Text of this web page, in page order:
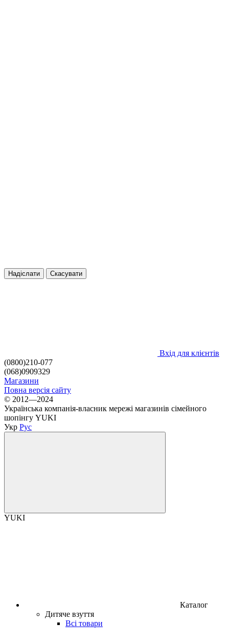
Надіслати Скасувати
Вхід для клієнтів
(0800)210-077
(068)0909329
Магазини
Повна версія сайту
© 2012—2024
Українська компанія-власник мережі магазинів сімейного
шопінгу YUKI
Укр Рус
YUKI
Каталог
Дитяче взуття
Всі товари